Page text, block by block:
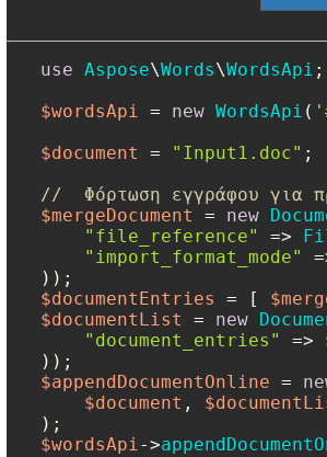
use Aspose\Words\WordsApi ;
$wordsApi = new WordsApi (
$document
= "Input1.doc" ;
//  Φόρτωση εγγράφου για
$mergeDocument
= new
"file_reference"
=>
"import_format_mode"
$documentEntries
= [
$documentList
= new
"document_entries"
=>
$appendDocumentOnline =
$document ,
$wordsApi->